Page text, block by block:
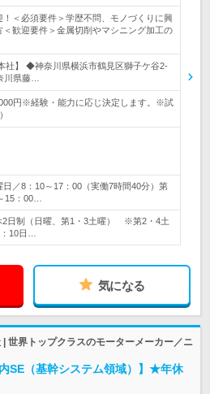
＜必須要件＞学歴不問、モノづくりに興
歓迎要件＞金属切削やマシニング加工の
社】 ◆神奈川県横浜市鶴見区獅子ケ谷2-
川県藤…
円※経験・能力に応じ決定します。※試
日／8：10～17：00（実働7時間40分）第
15：00…
2日制（日曜、第1・3土曜） ※第2・4土
10日…
気になる
世界トップクラスのモーターメーカー／ニ
SE（基幹システム領域）】★年休